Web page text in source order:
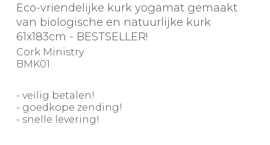
Eco-vriendelijke kurk yogamat gemaakt
van biologische en natuurlijke kurk
61x183cm - BESTSELLER!
Cork Ministry
BMK01
- veilig betalen!
- goedkope zending!
- snelle levering!